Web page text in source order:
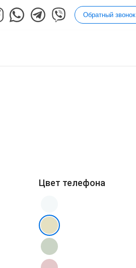
Обратный звонок
Цвет телефона